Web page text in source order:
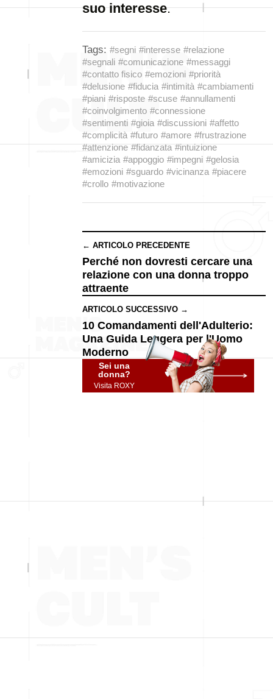
suo interesse.
Tags: #segni #interesse #relazione
#segnali #comunicazione #messaggi
#contatto fisico #emozioni #priorità
#delusione #fiducia #intimità #cambiamenti
#piani #risposte #scuse #annullamenti
#coinvolgimento #connessione
#sentimenti #gioia #discussioni #affetto
#complicità #futuro #amore #frustrazione
#attenzione #fidanzata #intuizione
#amicizia #appoggio #impegni #gelosia
#emozioni #sguardo #vicinanza #piacere
#crollo #motivazione
← ARTICOLO PRECEDENTE
Perché non dovresti cercare una
relazione con una donna troppo
attraente
ARTICOLO SUCCESSIVO →
10 Comandamenti dell'Adulterio:
Una Guida Leggera per l'Uomo
Moderno
Sei una
donna?
Visita ROXY